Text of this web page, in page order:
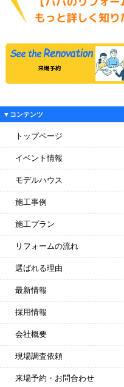
▼コンテンツ
トップページ
イベント情報
モデルハウス
施工事例
施工プラン
リフォームの流れ
選ばれる理由
最新情報
採用情報
会社概要
現場調査依頼
来場予約・お問合わせ